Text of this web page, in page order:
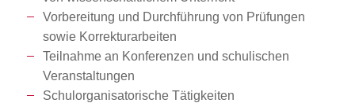
Vorbereitung und Durchführung von Prüfungen
sowie Korrekturarbeiten
Teilnahme an Konferenzen und schulischen
Veranstaltungen
Schulorganisatorische Tätigkeiten